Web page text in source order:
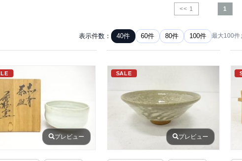
<< 1 1
表示件数： 40件 60件 80件 100件 最大100件
プレビュー
SALE
プレビュー